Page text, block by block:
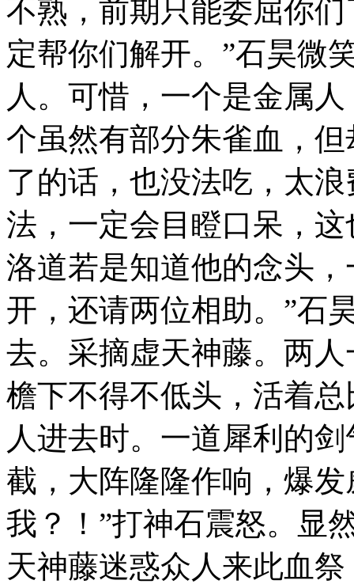
不熟，前期只能委屈你
定帮你们解开。”石昊微
人。可惜，一个是金属
个虽然有部分朱雀血，
了的话，也没法吃，太
法，一定会目瞪口呆，
洛道若是知道他的念头
开，还请两位相助。”石
去。采摘虚天神藤。两
檐下不得不低头，活着
人进去时。一道犀利的
截，大阵隆隆作响，爆
我？！”打神石震怒。显
天神藤迷惑众人来此血